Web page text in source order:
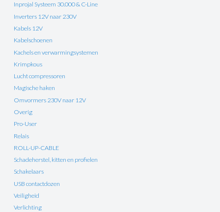
Inprojal Systeem 30.000 & C-Line
Inverters 12V naar 230V
Kabels 12V
Kabelschoenen
Kachels en verwarmingsystemen
Krimpkous
Lucht compressoren
Magische haken
Omvormers 230V naar 12V
Overig
Pro-User
Relais
ROLL-UP-CABLE
Schadeherstel, kitten en profielen
Schakelaars
USB contactdozen
Veiligheid
Verlichting